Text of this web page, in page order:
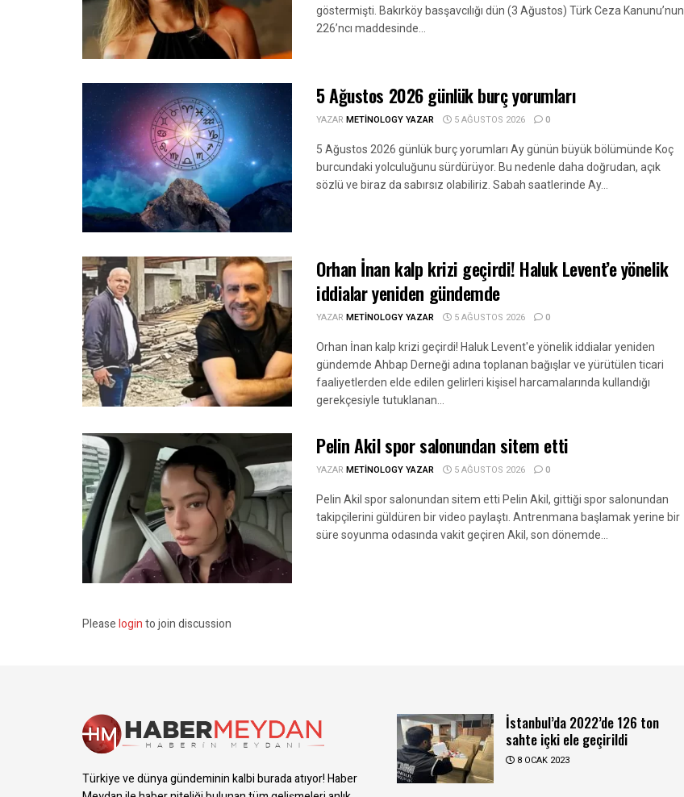
göstermişti. Bakırköy basşavcılığı dün (3 Ağustos) Türk Ceza Kanunu’nun
226’ncı maddesinde...
5 Ağustos 2026 günlük burç yorumları
YAZAR METINOLOGY YAZAR 5 AĞUSTOS 2026 0
5 Ağustos 2026 günlük burç yorumları Ay günün büyük bölümünde Koç
burcundaki yolculuğunu sürdürüyor. Bu nedenle daha doğrudan, açık
sözlü ve biraz da sabırsız olabiliriz. Sabah saatlerinde Ay...
Orhan İnan kalp krizi geçirdi! Haluk Levent’e yönelik
iddialar yeniden gündemde
YAZAR METINOLOGY YAZAR 5 AĞUSTOS 2026 0
Orhan İnan kalp krizi geçirdi! Haluk Levent'e yönelik iddialar yeniden
gündemde Ahbap Derneği adına toplanan bağışlar ve yürütülen ticari
faaliyetlerden elde edilen gelirleri kişisel harcamalarında kullandığı
gerekçesiyle tutuklanan...
Pelin Akil spor salonundan sitem etti
YAZAR METINOLOGY YAZAR 5 AĞUSTOS 2026 0
Pelin Akil spor salonundan sitem etti Pelin Akil, gittiği spor salonundan
takipçilerini güldüren bir video paylaştı. Antrenmana başlamak yerine bir
süre soyunma odasında vakit geçiren Akil, son dönemde...
Pleaseloginto join discussion
Türkiye ve dünya gündeminin kalbi burada atıyor! Haber
İstanbul’da 2022’de 126 ton
sahte içki ele geçirildi
8 OCAK 2023